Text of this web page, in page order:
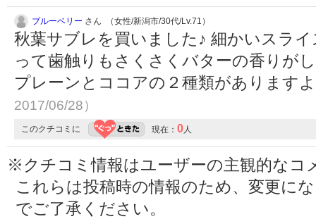
ブルーベリー さん （女性/新潟市/30代/Lv.71）
秋葉サブレを買いました♪ 細かいスラ
って歯触りもさくさくバターの香りが
プレーンとココアの２種類があります
2017/06/28）
このクチコミに 現在： 0人
※クチコミ情報はユーザーの主観的なコ
これらは投稿時の情報のため、変更に
でご了承ください。